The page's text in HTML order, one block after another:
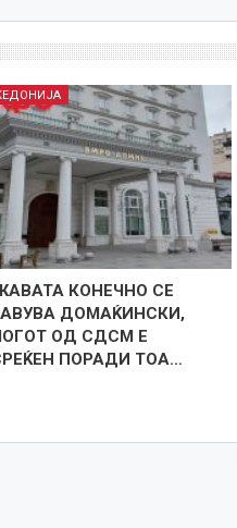
КОНЕЧНО СЕ
ДОМАЌИНСКИ,
ОД СДСМ Е
ПОРАДИ ТОА…